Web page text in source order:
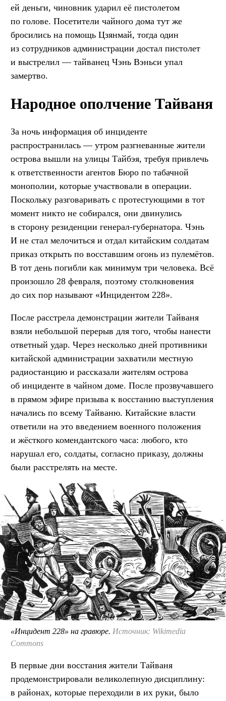
ей деньги, чиновник ударил её пистолетом
по голове. Посетители чайного дома тут же
бросились на помощь Цзянмай, тогда один
из сотрудников администрации достал пистолет
и выстрелил — тайванец Чэнь Вэньси упал
замертво.
Народное ополчение Тайваня
За ночь информация об инциденте
распространилась — утром разгневанные жители
острова вышли на улицы Тайбэя, требуя привлечь
к ответственности агентов Бюро по табачной
монополии, которые участвовали в операции.
Поскольку разговаривать с протестующими в тот
момент никто не собирался, они двинулись
в сторону резиденции генерал-губернатора. Чэнь
И не стал мелочиться и отдал китайским солдатам
приказ открыть по восставшим огонь из пулемётов.
В тот день погибли как минимум три человека. Всё
произошло 28 февраля, поэтому столкновения
до сих пор называют «Инцидентом 228».
После расстрела демонстрации жители Тайваня
взяли небольшой перерыв для того, чтобы нанести
ответный удар. Через несколько дней противники
китайской администрации захватили местную
радиостанцию и рассказали жителям острова
об инциденте в чайном доме. После прозвучавшего
в прямом эфире призыва к восстанию выступления
начались по всему Тайваню. Китайские власти
ответили на это введением военного положения
и жёсткого комендантского часа: любого, кто
нарушал его, солдаты, согласно приказу, должны
были расстрелять на месте.
«Инцидент 228» на гравюре. Источник: Wikimedia
Commons
В первые дни восстания жители Тайваня
продемонстрировали великолепную дисциплину:
в районах, которые переходили в их руки, было